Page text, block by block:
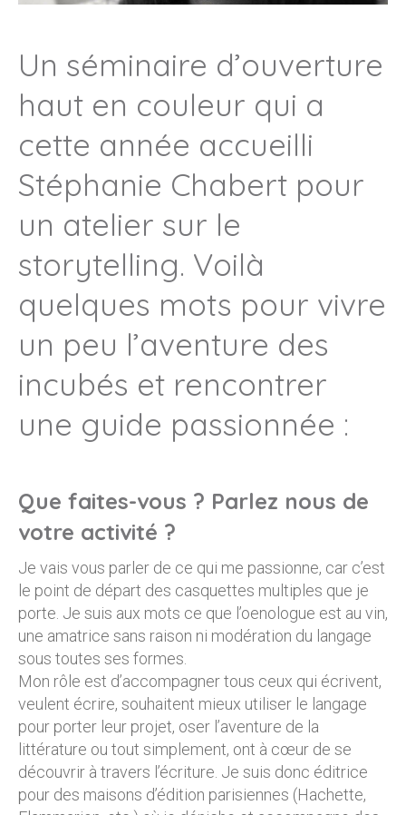
Un séminaire d’ouverture
haut en couleur qui a
cette année accueilli
Stéphanie Chabert pour
un atelier sur le
storytelling. Voilà
quelques mots pour vivre
un peu l’aventure des
incubés et rencontrer
une guide passionnée :
Que faites-vous ? Parlez nous de
votre activité ?
Je vais vous parler de ce qui me passionne, car c’est
le point de départ des casquettes multiples que je
porte. Je suis aux mots ce que l’oenologue est au vin,
une amatrice sans raison ni modération du langage
sous toutes ses formes.
Mon rôle est d’accompagner tous ceux qui écrivent,
veulent écrire, souhaitent mieux utiliser le langage
pour porter leur projet, oser l’aventure de la
littérature ou tout simplement, ont à cœur de se
découvrir à travers l’écriture. Je suis donc éditrice
pour des maisons d’édition parisiennes (Hachette,